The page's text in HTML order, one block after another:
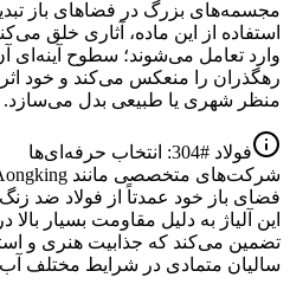
استفاده از این ماده، آثاری خلق
وارد تعامل می‌شوند؛ سطوح آینه‌ای
رهگذران را منعکس می‌کند و خود اثر
منظر شهری یا طبیعی بدل می‌سازد.
فولاد #304: انتخاب حرفه‌ای‌ها
این آلیاژ به دلیل مقاومت بسیار
تضمین می‌کند که جذابیت هنری و
سالیان متمادی در شرایط مختلف